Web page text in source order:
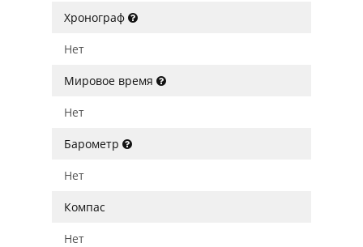
Хронограф
Нет
Мировое время
Нет
Барометр
Нет
Компас
Нет